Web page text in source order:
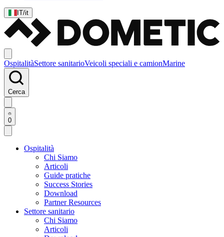
IT/it
OspitalitàSettore sanitarioVeicoli speciali e camionMarine
Cerca
0
Ospitalità
Chi Siamo
Articoli
Guide pratiche
Success Stories
Download
Partner Resources
Settore sanitario
Chi Siamo
Articoli